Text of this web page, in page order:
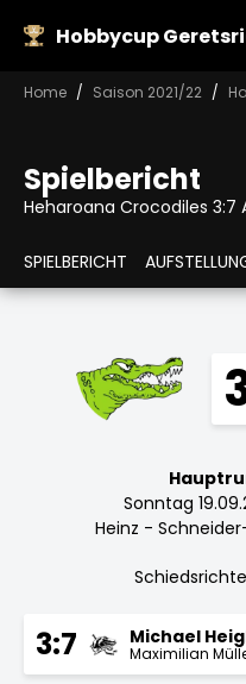
Hobbycup
Home Saison 2021/22
Spielbericht
Heharoana Crocodiles 3:7
SPIELBERICHT
Sonntag
Heinz -
3:7 Michael
Maximilian